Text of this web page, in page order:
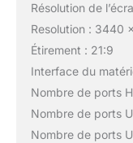
Résolution de
Resolution : 3440
Étirement : 21:9
Interface du
Nombre de ports
Nombre de ports
Nombre de ports